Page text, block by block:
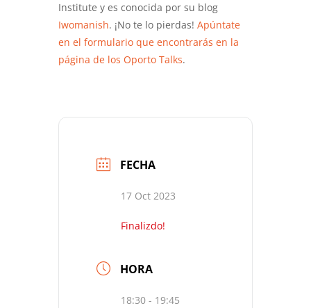
Institute y es conocida por su blog
Iwomanish. ¡No te lo pierdas! Apúntate
en el formulario que encontrarás en la
página de los Oporto Talks.
FECHA
17 Oct 2023
Finalizdo!
HORA
18:30 - 19:45